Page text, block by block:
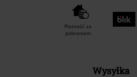
Płatność za
pobraniem
Wysyłka